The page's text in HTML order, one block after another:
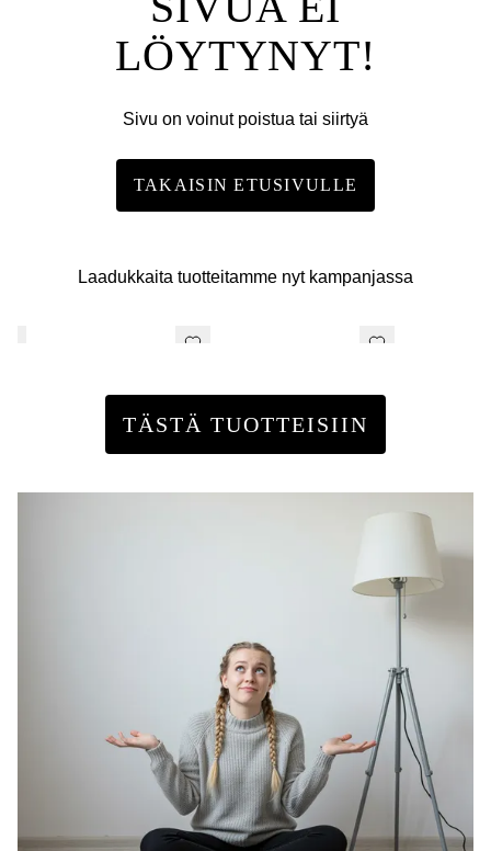
LÖYTYNYT!
Sivu on voinut poistua tai siirtyä
TAKAISIN ETUSIVULLE
Laadukkaita tuotteitamme nyt kampanjassa
TÄSTÄ TUOTTEISIIN